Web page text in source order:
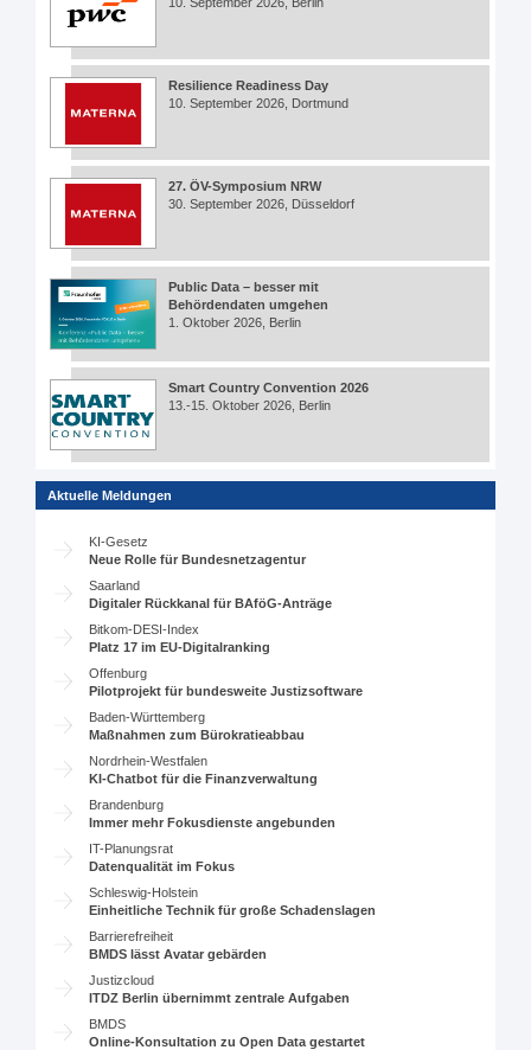
Resilience Readiness Day
10. September 2026, Dortmund
27. ÖV-Symposium NRW
30. September 2026, Düsseldorf
Public Data – besser mit
Behördendaten umgehen
1. Oktober 2026, Berlin
Smart Country Convention 2026
13.-15. Oktober 2026, Berlin
Aktuelle Meldungen
KI-Gesetz
Neue Rolle für Bundesnetzagentur
Saarland
Digitaler Rückkanal für BAföG-Anträge
Bitkom-DESI-Index
Platz 17 im EU-Digitalranking
Offenburg
Pilotprojekt für bundesweite Justizsoftware
Baden-Württemberg
Maßnahmen zum Bürokratieabbau
Nordrhein-Westfalen
KI-Chatbot für die Finanzverwaltung
Brandenburg
Immer mehr Fokusdienste angebunden
IT-Planungsrat
Datenqualität im Fokus
Schleswig-Holstein
Einheitliche Technik für große Schadenslagen
Barrierefreiheit
BMDS lässt Avatar gebärden
Justizcloud
ITDZ Berlin übernimmt zentrale Aufgaben
BMDS
Online-Konsultation zu Open Data gestartet